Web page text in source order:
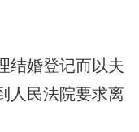
婚登记而以夫
人民法院要求离